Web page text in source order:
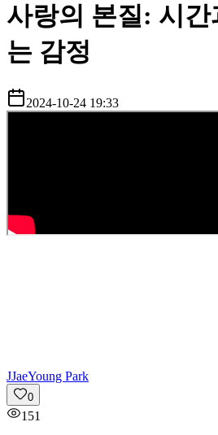
사랑의 본질: 시
는 감정
2024-10-24 19:33
JJaeYoung Park
0
151